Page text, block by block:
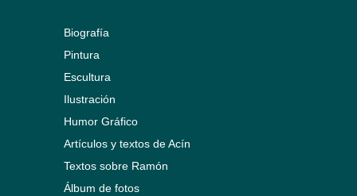
Biografía
Pintura
Escultura
Ilustración
Humor Gráfico
Artículos y textos de Acín
Textos sobre Ramón
Álbum de fotos